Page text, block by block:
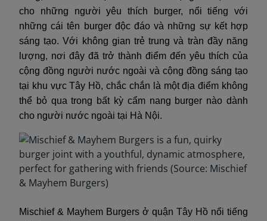
cho những người yêu thích burger, nổi tiếng với
những cái tên burger độc đáo và những sự kết hợp
sáng tạo. Với không gian trẻ trung và tràn đầy năng
lượng, nơi đây đã trở thành điểm đến yêu thích của
cộng đồng người nước ngoài và cộng đồng sáng tạo
tại khu vực Tây Hồ, chắc chắn là một địa điểm không
thể bỏ qua trong bất kỳ cẩm nang burger nào dành
cho người nước ngoài tại Hà Nội.
Mischief & Mayhem Burgers ở quận Tây Hồ nổi tiếng